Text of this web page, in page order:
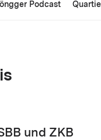
Podcast
und ZKB